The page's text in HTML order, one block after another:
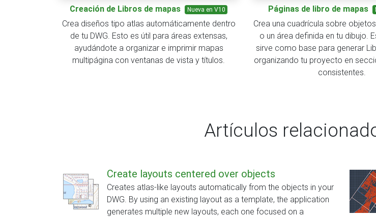
Creación de Libros de mapas Nueva en V10
Crea diseños tipo atlas automáticamente dentro
de tu DWG. Esto es útil para áreas extensas,
ayudándote a organizar e imprimir mapas
multipágina con ventanas de vista y títulos.
Páginas de libro de mapas
Crea una cuadrícula sobre
o un área definida en tu dibujo.
sirve como base para generar
organizando tu proyecto en
consistentes.
Artículos
Create layouts centered over objects
Creates atlas-like layouts automatically from the objects in your
DWG. By using an existing layout as a template, the application
generates multiple new layouts, each one focused on a